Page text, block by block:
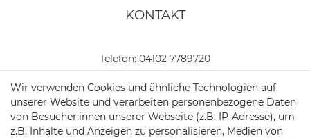
KONTAKT
Telefon: 04102 7789720
Mail:kundenservice@motionandsports.de
Jochim-Klindt-Str. 5
22926 Ahrensburg
Wir verwenden Cookies und ähnliche Technologien auf
unserer Website und verarbeiten personenbezogene Daten
von Besucher:innen unserer Webseite (z.B. IP-Adresse), um
z.B. Inhalte und Anzeigen zu personalisieren, Medien von